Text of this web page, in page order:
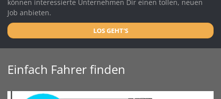
können interessierte Unternehmen Dir einen tollen, neuen
Job anbieten.
LOS GEHT'S
Einfach Fahrer finden